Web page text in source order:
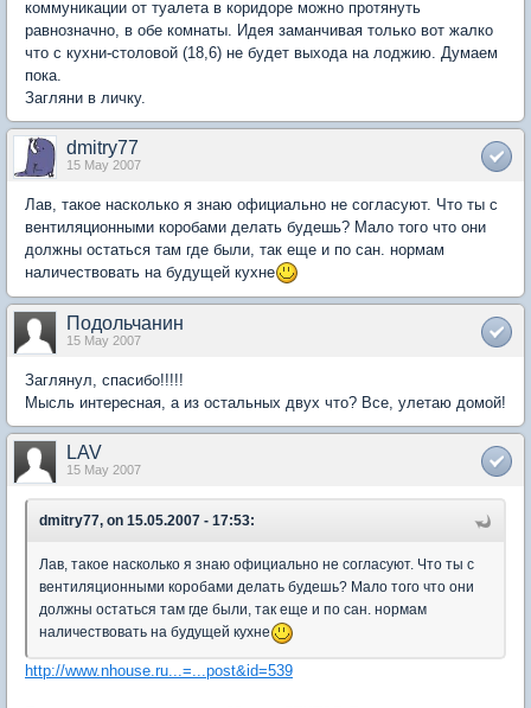
коммуникации от туалета в коридоре можно протянуть
равнозначно, в обе комнаты. Идея заманчивая только вот жалко
что с кухни-столовой (18,6) не будет выхода на лоджию. Думаем
пока.
Загляни в личку.
dmitry77
15 May 2007
Лав, такое насколько я знаю официально не согласуют. Что ты с
вентиляционными коробами делать будешь? Мало того что они
должны остаться там где были, так еще и по сан. нормам
наличествовать на будущей кухне
Подольчанин
15 May 2007
Заглянул, спасибо!!!!!
Мысль интересная, а из остальных двух что? Все, улетаю домой!
LAV
15 May 2007
dmitry77, on 15.05.2007 - 17:53:
Лав, такое насколько я знаю официально не согласуют. Что ты с
вентиляционными коробами делать будешь? Мало того что они
должны остаться там где были, так еще и по сан. нормам
наличествовать на будущей кухне
http://www.nhouse.ru...=...post&id=539